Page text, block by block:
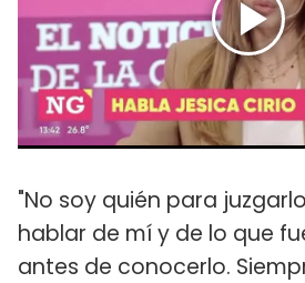
"No soy quién para
hablar de mí y de lo que
antes de conocerlo.